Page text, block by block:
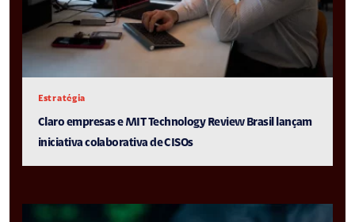
Estratégia
Claro empresas e MIT Technology Review Brasil lançam
iniciativa colaborativa de CISOs